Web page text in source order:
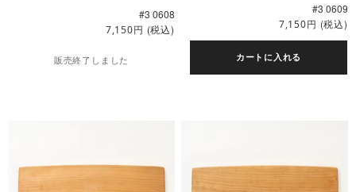
#3 0608
7,150円 (税込)
販売終了しました
#3 0609
7,150円 (税込)
カートに入れる